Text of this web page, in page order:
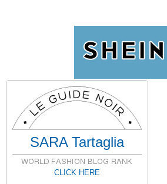
SARA Tartaglia
CLICK HERE